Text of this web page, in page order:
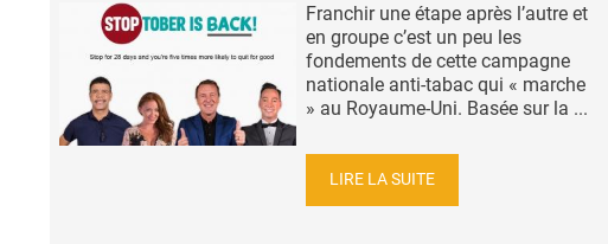
Franchir une étape après l’autre et
en groupe c’est un peu les
fondements de cette campagne
nationale anti-tabac qui « marche
» au Royaume-Uni. Basée sur la ...
LIRE LA SUITE